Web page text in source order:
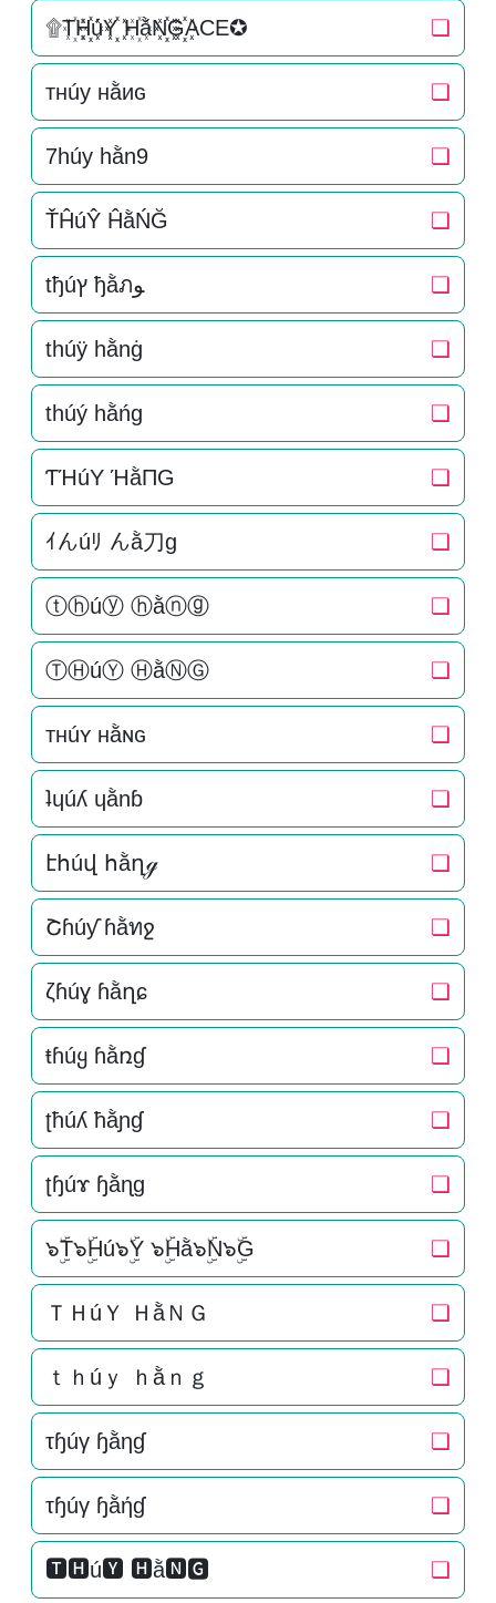
۩T꙰H꙰꙰úY꙰꙰ H꙰ằN꙰꙰G꙰꙰ACE✪ ❏
тнúу нằиɢ ❏
7húy hằn9 ❏
ŤĤúŶ ĤằŃĞ ❏
tђúץ ђằภﻮ ❏
thúÿ hằnġ ❏
thúý hằńg ❏
ƬΉúY ΉằПG ❏
ｲんúﾘ んằ刀g ❏
ⓣⓗúⓨ ⓗằⓝⓖ ❏
ⓉⒽúⓎ ⒽằⓃⒼ ❏
тнúʏ нằɴԍ ❏
ʇɥúʎ ɥằnɓ ❏
էհúվ հằղℊ ❏
Շɦúƴ ɦằทջ ❏
ζɦúɣ ɦằղɕ ❏
ŧɦúყ ɦằռɠ ❏
ʈħúʎ ħằɲɠ ❏
ʈɧúɤ ɧằɳɡ ❏
๖ۣۜT๖ۣۜHú๖ۣۜY ๖ۣۜHằ๖ۣۜN๖ۣۜG ❏
ＴＨúＹ ＨằＮＧ ❏
ｔｈúｙ ｈằｎｇ ❏
τɧúγ ɧằηɠ ❏
τɧúγ ɧằήɠ ❏
🆃🅷ú🆈 🅷ằ🅽🅶 ❏